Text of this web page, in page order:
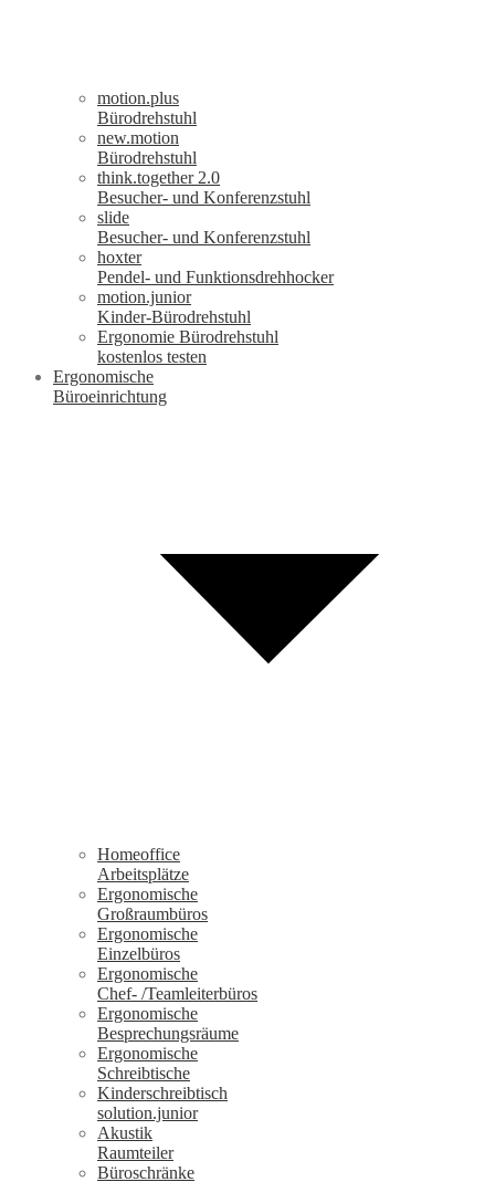
motion.plus
Bürodrehstuhl
new.motion
Bürodrehstuhl
think.together 2.0
Besucher- und Konferenzstuhl
slide
Besucher- und Konferenzstuhl
hoxter
Pendel- und Funktionsdrehhocker
motion.junior
Kinder-Bürodrehstuhl
Ergonomie Bürodrehstuhl
kostenlos testen
Ergonomische
Büroeinrichtung
Homeoffice
Arbeitsplätze
Ergonomische
Großraumbüros
Ergonomische
Einzelbüros
Ergonomische
Chef- /Teamleiterbüros
Ergonomische
Besprechungsräume
Ergonomische
Schreibtische
Kinderschreibtisch
solution.junior
Akustik
Raumteiler
Büroschränke